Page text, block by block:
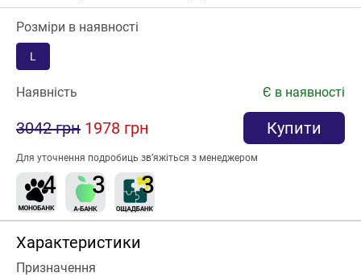
Розміри в наявності
L
Наявність Є в наявності
3042 грн 1978 грн Купити
Для уточнення подробиць зв’яжіться з менеджером
Характеристики
Призначення